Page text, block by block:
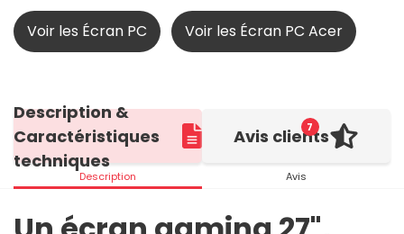
Voir les Écran PC Voir les Écran PC Acer
Description &
Caractéristiques
techniques
Description
7
Avis clients
Avis